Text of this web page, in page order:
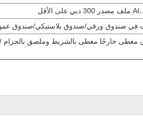
في صندوق ورقي/صندوق بلاستيكي/صندوق
مغطى خارجًا مغطى بالشريط وملصق بالحزام